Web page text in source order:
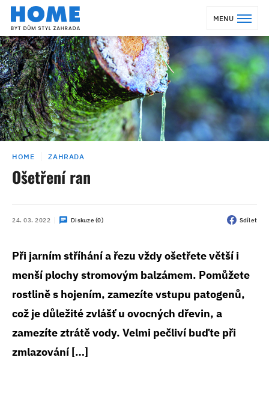
MENU
HOME ZAHRADA
Ošetření ran
24. 03. 2022 Diskuze (0) Sdílet
Při jarním stříhání a řezu vždy ošetřete větší i
menší plochy stromovým balzámem. Pomůžete
rostlině s hojením, zamezíte vstupu patogenů,
což je důležité zvlášť u ovocných dřevin, a
zamezíte ztrátě vody. Velmi pečliví buďte při
zmlazování […]